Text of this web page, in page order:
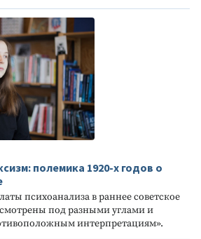
полемика 1920-х годов о
психоанализа в раннее советское
под разными углами и
интерпретациям».